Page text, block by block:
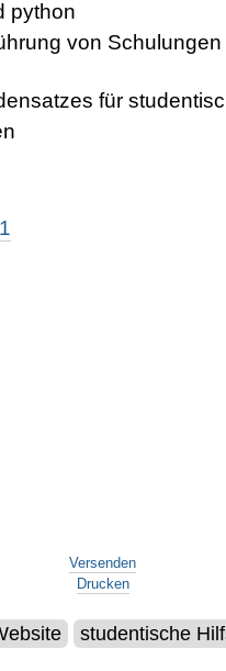
python
von Schulungen
für
Versenden
Drucken
studentische